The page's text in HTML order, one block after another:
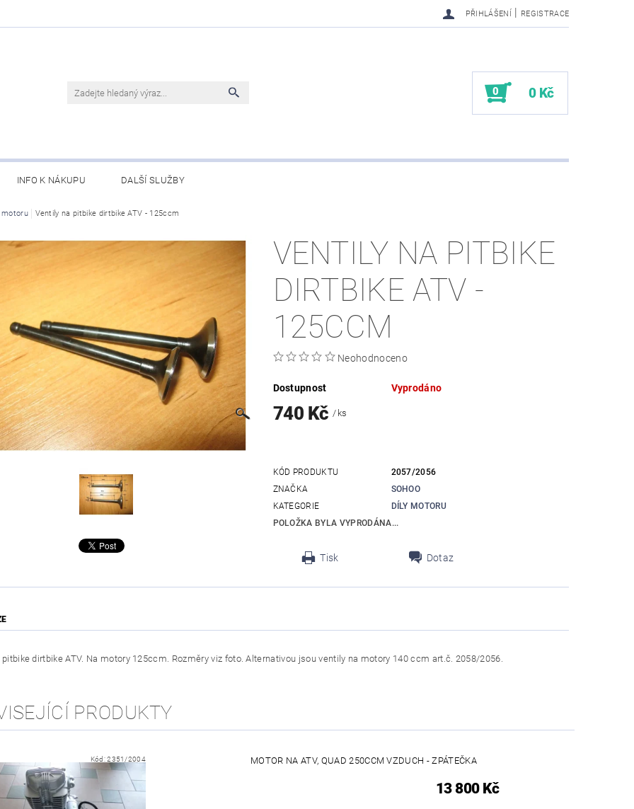
PŘIHLÁŠENÍ | REGISTRACE
0 0 Kč
INFO K NÁKUPU DALŠÍ SLUŽBY
motoru Ventily na pitbike dirtbike ATV - 125ccm
VENTILY NA PITBIKE
DIRTBIKE ATV -
125CCM
Neohodnoceno
Dostupnost Vyprodáno
740 Kč/ ks
KÓD PRODUKTU
2057/2056
ZNAČKA
SOHOO
KATEGORIE
DÍLY MOTORU
POLOŽKA BYLA VYPRODÁNA...
Tisk Dotaz
dirtbike ATV. Na motory 125ccm. Rozměry viz foto. Alternativou jsou ventily na motory 140 ccm art.č. 2058/2056.
PRODUKTY
Kód:2351/2004 MOTOR NA ATV, QUAD 250CCM VZDUCH - ZPÁTEČKA
13 800 Kč